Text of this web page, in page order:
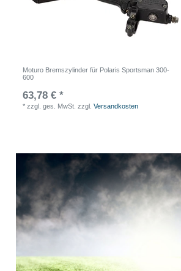
Moturo Bremszylinder für Polaris Sportsman 300-
600
63,78 € *
*zzgl. ges. MwSt. zzgl.Versandkosten